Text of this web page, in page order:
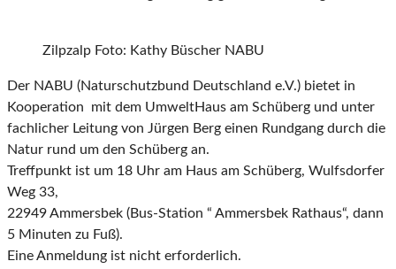
Zilpzalp Foto: Kathy Büscher NABU
Der NABU (Naturschutzbund Deutschland e.V.) bietet in
Kooperation mit dem UmweltHaus am Schüberg und unter
fachlicher Leitung von Jürgen Berg einen Rundgang durch die
Natur rund um den Schüberg an.
Treffpunkt ist um 18 Uhr am Haus am Schüberg, Wulfsdorfer
Weg 33,
22949 Ammersbek (Bus-Station “ Ammersbek Rathaus“, dann
5 Minuten zu Fuß).
Eine Anmeldung ist nicht erforderlich.